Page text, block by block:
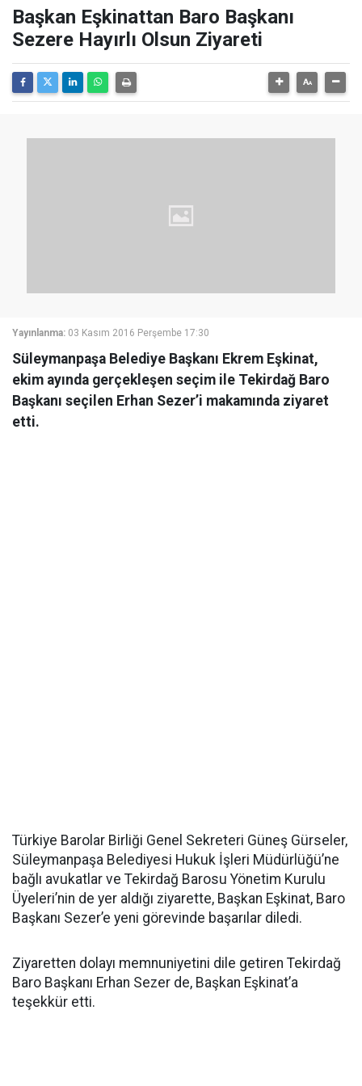
Başkan Eşkinattan Baro Başkanı
Sezere Hayırlı Olsun Ziyareti
Yayınlanma: 03 Kasım 2016 Perşembe 17:30
Süleymanpaşa Belediye Başkanı Ekrem Eşkinat,
ekim ayında gerçekleşen seçim ile Tekirdağ Baro
Başkanı seçilen Erhan Sezer’i makamında ziyaret
etti.
Türkiye Barolar Birliği Genel Sekreteri Güneş Gürseler,
Süleymanpaşa Belediyesi Hukuk İşleri Müdürlüğü’ne
bağlı avukatlar ve Tekirdağ Barosu Yönetim Kurulu
Üyeleri’nin de yer aldığı ziyarette, Başkan Eşkinat, Baro
Başkanı Sezer’e yeni görevinde başarılar diledi.
Ziyaretten dolayı memnuniyetini dile getiren Tekirdağ
Baro Başkanı Erhan Sezer de, Başkan Eşkinat’a
teşekkür etti.